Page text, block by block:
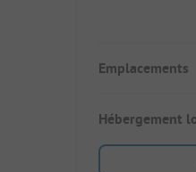
Emplacements
Hébergement